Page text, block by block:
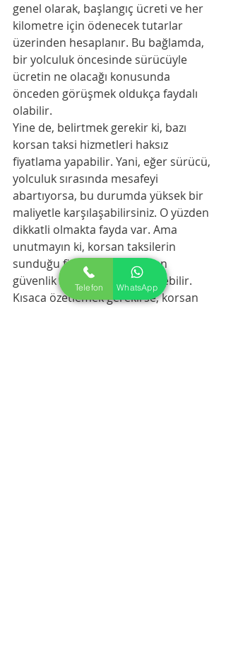
genel olarak, başlangıç ücreti ve her
kilometre için ödenecek tutarlar
üzerinden hesaplanır. Bu bağlamda,
bir yolculuk öncesinde sürücüyle
ücretin ne olacağı konusunda
önceden görüşmek oldukça faydalı
olabilir.
Yine de, belirtmek gerekir ki, bazı
korsan taksi hizmetleri haksız
fiyatlama yapabilir. Yani, eğer sürücü,
yolculuk sırasında mesafeyi
abartıyorsa, bu durumda yüksek bir
maliyetle karşılaşabilirsiniz. O yüzden
dikkatli olmakta fayda var. Ama
unutmayın ki, korsan taksilerin
sunduğu fiyat avantajı, bazen
güvenlik riskleri ile dengelenebilir.
Kısaca özetlemek gerekirse, korsan
Telefon WhatsApp